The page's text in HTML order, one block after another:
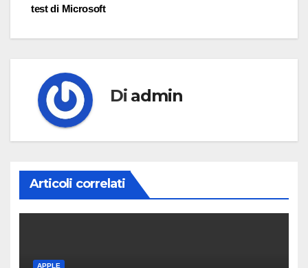
test di Microsoft
Di admin
Articoli correlati
APPLE